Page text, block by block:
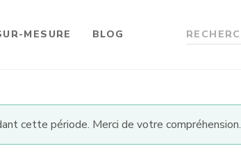
MESURE BLOG
cette période. Merci de votre compréhension.